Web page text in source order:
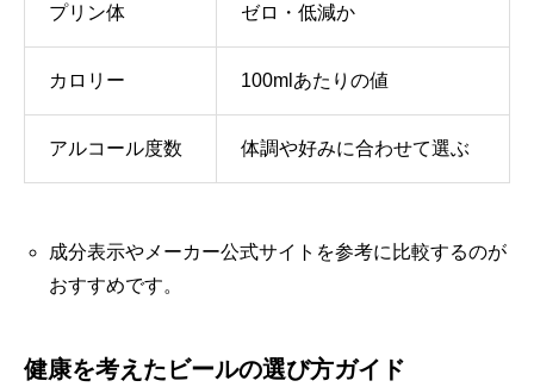
プリン体 ゼロ・低減か
カロリー 100mlあたりの値
アルコール度数 体調や好みに合わせて選ぶ
成分表示やメーカー公式サイトを参考に比較するのが
おすすめです。
健康を考えたビールの選び方ガイド